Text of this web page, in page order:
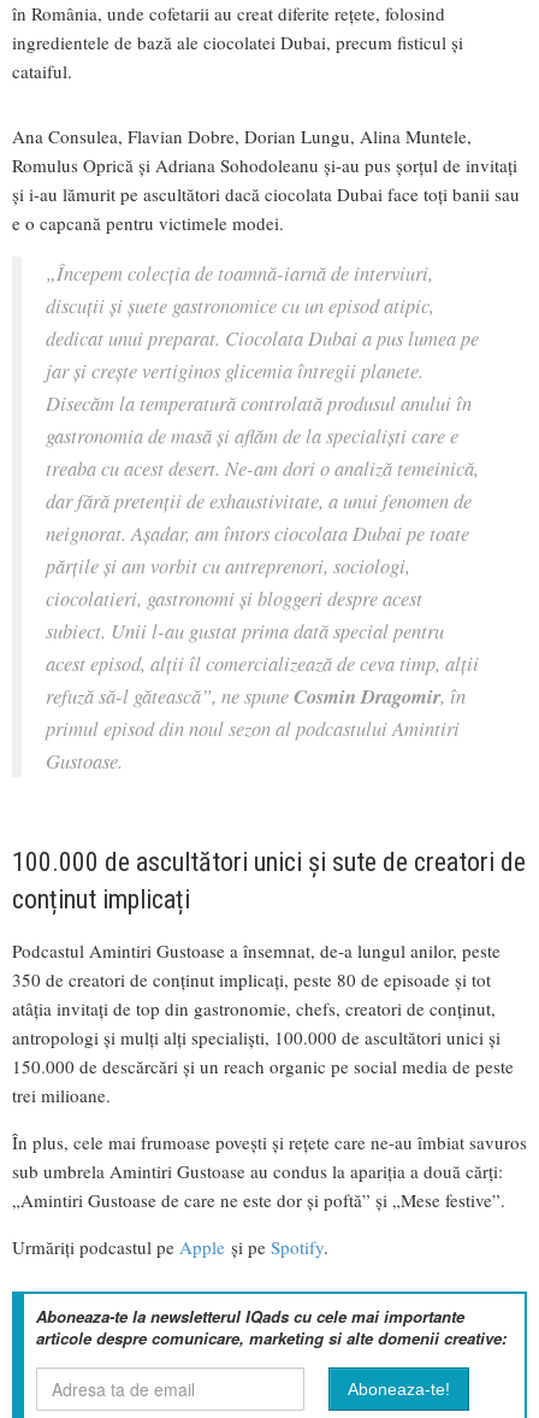
în România, unde cofetarii au creat diferite rețete, folosind
ingredientele de bază ale ciocolatei Dubai, precum fisticul și
cataiful.
Ana Consulea, Flavian Dobre, Dorian Lungu, Alina Muntele,
Romulus Oprică și Adriana Sohodoleanu și-au pus șorțul de invitați
și i-au lămurit pe ascultători dacă ciocolata Dubai face toți banii sau
e o capcană pentru victimele modei.
„Începem colecția de toamnă-iarnă de interviuri,
discuții și șuete gastronomice cu un episod atipic,
dedicat unui preparat. Ciocolata Dubai a pus lumea pe
jar și crește vertiginos glicemia întregii planete.
Disecăm la temperatură controlată produsul anului în
gastronomia de masă și aflăm de la specialiști care e
treaba cu acest desert. Ne-am dori o analiză temeinică,
dar fără pretenții de exhaustivitate, a unui fenomen de
neignorat. Așadar, am întors ciocolata Dubai pe toate
părțile și am vorbit cu antreprenori, sociologi,
ciocolatieri, gastronomi și bloggeri despre acest
subiect. Unii l-au gustat prima dată special pentru
acest episod, alții îl comercializează de ceva timp, alții
refuză să-l gătească”, ne spuneCosmin Dragomir, în
primul episod din noul sezon al podcastului Amintiri
Gustoase.
100.000 de ascultători unici și sute de creatori de
conținut implicați
Podcastul Amintiri Gustoase a însemnat, de-a lungul anilor, peste
350 de creatori de conținut implicați, peste 80 de episoade și tot
atâția invitați de top din gastronomie, chefs, creatori de conținut,
antropologi și mulți alți specialiști, 100.000 de ascultători unici și
150.000 de descărcări și un reach organic pe social media de peste
trei milioane.
În plus, cele mai frumoase povești și rețete care ne-au îmbiat savuros
sub umbrela Amintiri Gustoase au condus la apariția a două cărți:
„Amintiri Gustoase de care ne este dor și poftă” și „Mese festive”.
Urmăriți podcastul pe Apple și pe Spotify.
Aboneaza-te la newsletterul IQads cu cele mai importante
articole despre comunicare, marketing si alte domenii creative: